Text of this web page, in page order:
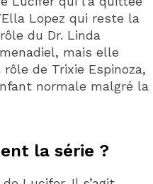
Lopez qui reste la
du Dr. Linda
mais elle
de Trixie Espinoza,
normale malgré la
la série ?